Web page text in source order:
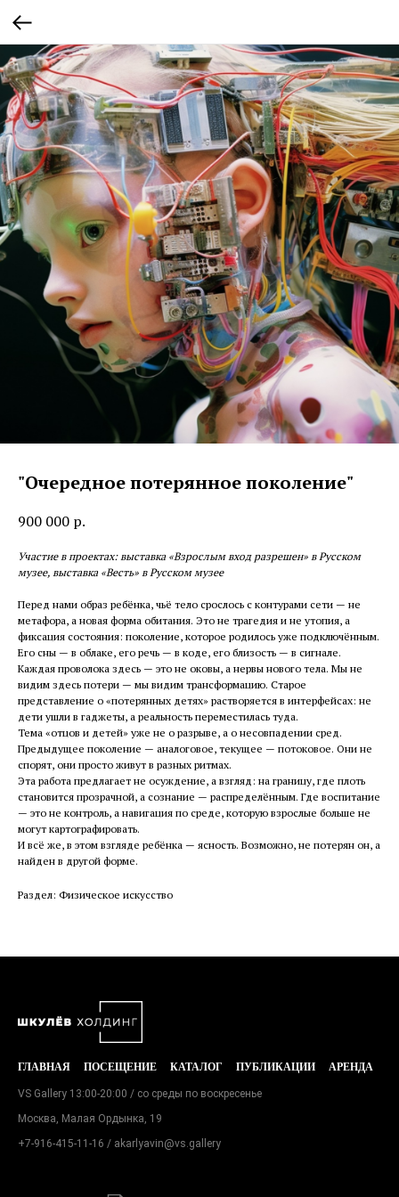
"Очередное потерянное поколение"
900 000 р.
Участие в проектах: выставка «Взрослым вход разрешен» в Русском
музее, выставка «Весть» в Русском музее
Перед нами образ ребёнка, чьё тело срослось с контурами сети — не
метафора, а новая форма обитания. Это не трагедия и не утопия, а
фиксация состояния: поколение, которое родилось уже подключённым.
Его сны — в облаке, его речь — в коде, его близость — в сигнале.
Каждая проволока здесь — это не оковы, а нервы нового тела. Мы не
видим здесь потери — мы видим трансформацию. Старое
представление о «потерянных детях» растворяется в интерфейсах: не
дети ушли в гаджеты, а реальность переместилась туда.
Тема «отцов и детей» уже не о разрыве, а о несовпадении сред.
Предыдущее поколение — аналоговое, текущее — потоковое. Они не
спорят, они просто живут в разных ритмах.
Эта работа предлагает не осуждение, а взгляд: на границу, где плоть
становится прозрачной, а сознание — распределённым. Где воспитание
— это не контроль, а навигация по среде, которую взрослые больше не
могут картографировать.
И всё же, в этом взгляде ребёнка — ясность. Возможно, не потерян он, а
найден в другой форме.
Раздел: Физическое искусство
ГЛАВНАЯ ПОСЕЩЕНИЕ КАТАЛОГ ПУБЛИКАЦИИ АРЕНДА
VS Gallery 13:00-20:00 / со среды по воскресенье
Москва, Малая Ордынка, 19
+7-916-415-11-16 / akarlyavin@vs.gallery